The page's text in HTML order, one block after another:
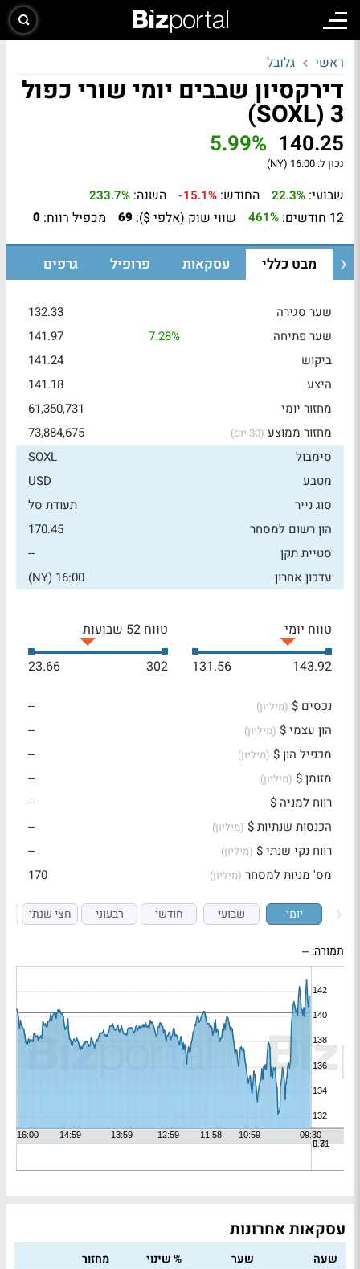
ראשי גלובל
דירקסיון שבבים יומי שורי כפול
3 (SOXL)
140.25
5.99%
נכון ל: 16:00 (NY)
שבועי: 22.3% החודש: -15.1% השנה: 233.7%
12 חודשים: 461% שווי שוק (אלפי $): 69 מכפיל רווח: 0
מבט כללי עסקאות פרופיל גרפים
שער סגירה
132.33
שער פתיחה
7.28%
141.97
ביקוש
141.24
היצע
141.18
מחזור יומי
61,350,731
מחזור ממוצע (30 יום)
73,884,675
סימבול
SOXL
מטבע
USD
סוג נייר
תעודת סל
הון רשום למסחר
170.45
סטיית תקן
--
עדכון אחרון
16:00 (NY)
טווח יומי
143.92
131.56
טווח 52 שבועות
302
23.66
נכסים $ (מיליון)
--
הון עצמי $ (מיליון)
--
מכפיל הון $ (מיליון)
--
מזומן $ (מיליון)
--
רווח למניה $
--
הכנסות שנתיות $ (מיליון)
--
רווח נקי שנתי $ (מיליון)
--
מס' מניות למסחר (מיליון) 170
יומי שבועי חודשי רבעוני חצי שנתי
תמורה: --
עסקאות אחרונות
שעה שער % שינוי
מחזור